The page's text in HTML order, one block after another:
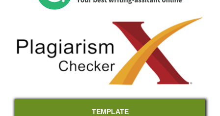
TEMPLATE